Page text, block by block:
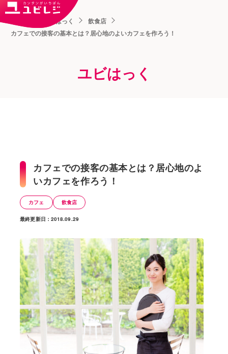
ユビはっく
飲食店
カフェでの接客の基本とは？居心地のよいカフェを作ろう！
ユビはっく
カフェでの接客の基本とは？居心地のよ
いカフェを作ろう！
カフェ 飲食店
最終更新日：2018.09.29